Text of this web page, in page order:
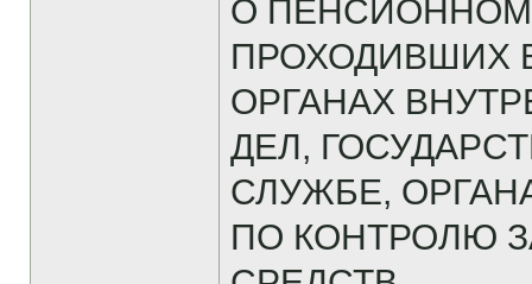
О
ПРОХОДИВШИХ
ОРГАНАХ
ДЕЛ,
СЛУЖБЕ,
ПО КОНТРОЛЮ